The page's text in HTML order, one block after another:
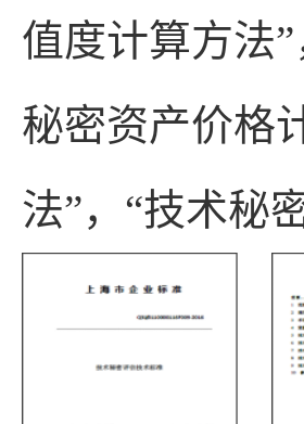
值度计算方法
秘密资产价格
法”，“技术秘